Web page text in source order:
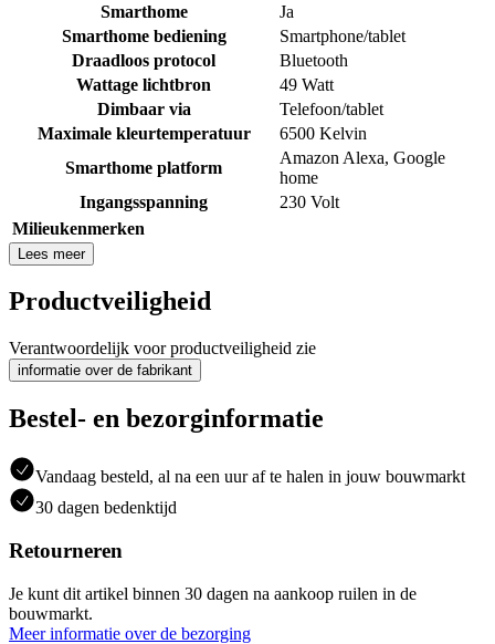
Smarthome
Ja
Smarthome bediening
Smartphone/tablet
Draadloos protocol
Bluetooth
Wattage lichtbron
49 Watt
Dimbaar via
Telefoon/tablet
Maximale kleurtemperatuur
6500 Kelvin
Smarthome platform
Amazon Alexa, Google
home
Ingangsspanning
230 Volt
Milieukenmerken
Lees meer
Productveiligheid
Verantwoordelijk voor productveiligheid zie
informatie over de fabrikant
Bestel- en bezorginformatie
Vandaag besteld, al na een uur af te halen in jouw bouwmarkt
30 dagen bedenktijd
Retourneren
Je kunt dit artikel binnen 30 dagen na aankoop ruilen in de
bouwmarkt.
Meer informatie over de bezorging